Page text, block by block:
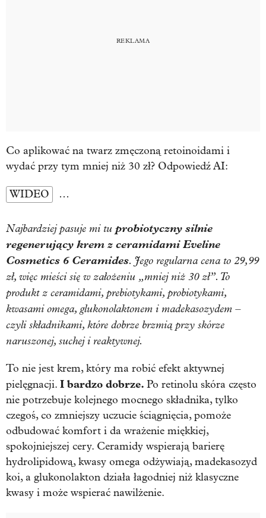
Co aplikować na twarz zmęczoną retoinoidami i
wydać przy tym mniej niż 30 zł? Odpowiedź AI:
WIDEO …
Najbardziej pasuje mi tu probiotyczny silnie
regenerujący krem z ceramidami Eveline
Cosmetics 6 Ceramides. Jego regularna cena to 29,99
zł, więc mieści się w założeniu „mniej niż 30 zł”. To
produkt z ceramidami, prebiotykami, probiotykami,
kwasami omega, glukonolaktonem i madekasozydem –
czyli składnikami, które dobrze brzmią przy skórze
naruszonej, suchej i reaktywnej.
To nie jest krem, który ma robić efekt aktywnej
pielęgnacji. I bardzo dobrze. Po retinolu skóra często
nie potrzebuje kolejnego mocnego składnika, tylko
czegoś, co zmniejszy uczucie ściągnięcia, pomoże
odbudować komfort i da wrażenie miękkiej,
spokojniejszej cery. Ceramidy wspierają barierę
hydrolipidową, kwasy omega odżywiają, madekasozyd
koi, a glukonolakton działa łagodniej niż klasyczne
kwasy i może wspierać nawilżenie.